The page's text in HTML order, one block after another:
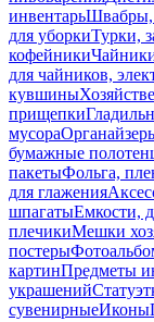
инвентарьШвабры,
для уборкиТурки,
кофейники
для чайников,
кувшины
прищепки
мусора
бумажные
пакетыФольга,
для глажения
шпагатыЕмкости,
плечикиМешки
постеры
картинПредметы
украшений
сувенирныеИконы